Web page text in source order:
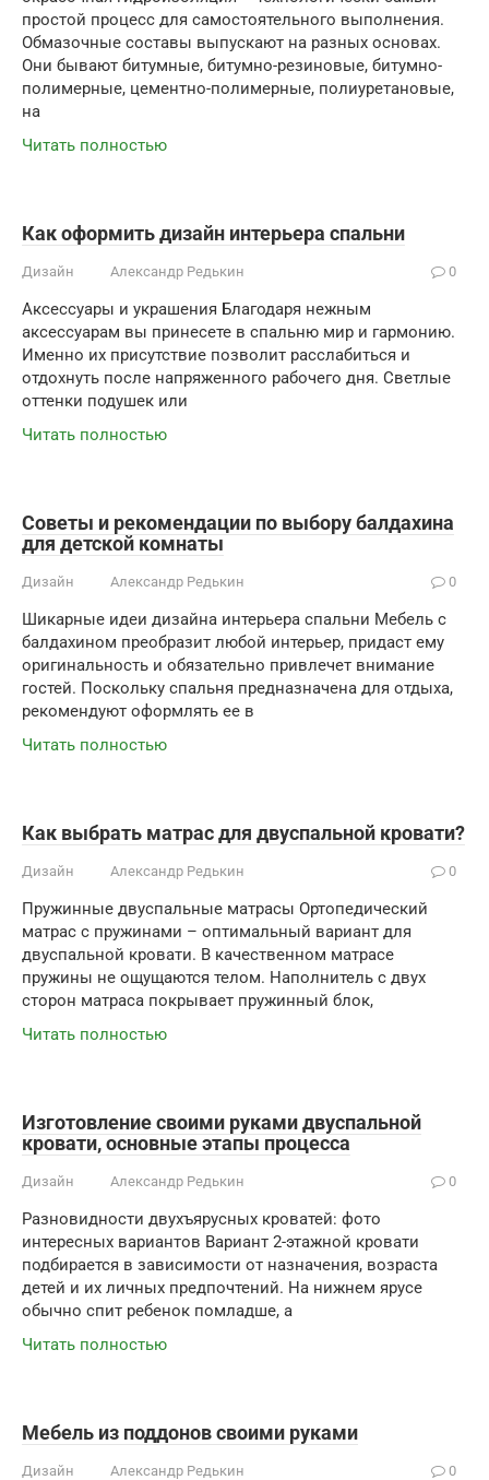
простой процесс для самостоятельного выполнения.
Обмазочные составы выпускают на разных основах.
Они бывают битумные, битумно-резиновые, битумно-
полимерные, цементно-полимерные, полиуретановые,
на
Читать полностью
Как оформить дизайн интерьера спальни
Дизайн Александр Редькин 0
Аксессуары и украшения Благодаря нежным
аксессуарам вы принесете в спальню мир и гармонию.
Именно их присутствие позволит расслабиться и
отдохнуть после напряженного рабочего дня. Светлые
оттенки подушек или
Читать полностью
Советы и рекомендации по выбору балдахина
для детской комнаты
Дизайн Александр Редькин 0
Шикарные идеи дизайна интерьера спальни Мебель с
балдахином преобразит любой интерьер, придаст ему
оригинальность и обязательно привлечет внимание
гостей. Поскольку спальня предназначена для отдыха,
рекомендуют оформлять ее в
Читать полностью
Как выбрать матрас для двуспальной кровати?
Дизайн Александр Редькин 0
Пружинные двуспальные матрасы Ортопедический
матрас с пружинами – оптимальный вариант для
двуспальной кровати. В качественном матрасе
пружины не ощущаются телом. Наполнитель с двух
сторон матраса покрывает пружинный блок,
Читать полностью
Изготовление своими руками двуспальной
кровати, основные этапы процесса
Дизайн Александр Редькин 0
Разновидности двухъярусных кроватей: фото
интересных вариантов Вариант 2-этажной кровати
подбирается в зависимости от назначения, возраста
детей и их личных предпочтений. На нижнем ярусе
обычно спит ребенок помладше, а
Читать полностью
Мебель из поддонов своими руками
Дизайн Александр Редькин 0